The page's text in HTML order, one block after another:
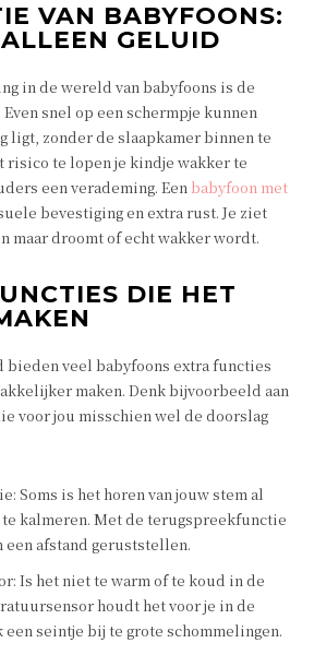
VAN BABYFOONS:
GELUID
in de wereld van babyfoons is de
snel op een schermpje kunnen
ligt, zonder de slaapkamer binnen te
risico te lopen je kindje wakker te
een verademing. Een babyfoon met
bevestiging en extra rust. Je ziet
maar droomt of echt wakker wordt.
DIE HET
bieden veel babyfoons extra functies
maken. Denk bijvoorbeeld aan
voor jou misschien wel de doorslag
Soms is het horen van jouw stem al
te kalmeren. Met de terugspreekfunctie
een afstand geruststellen.
Is het niet te warm of te koud in de
houdt het voor je in de
een seintje bij te grote schommelingen.